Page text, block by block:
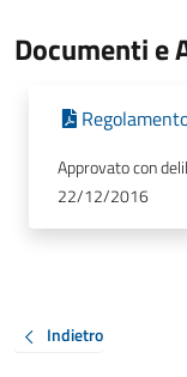
Documenti e
Approvato con
22/12/2016
Indietro